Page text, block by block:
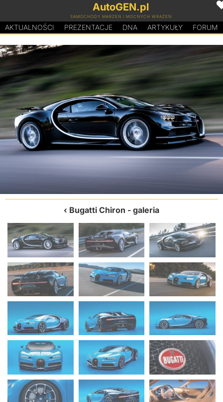
AutoGEN.pl
SAMOCHODY MARZEŃ I MOCNYCH WRAŻEŃ
AKTUALNOŚCI PREZENTACJE DNA ARTYKUŁY FORUM
Bugatti Chiron - galeria